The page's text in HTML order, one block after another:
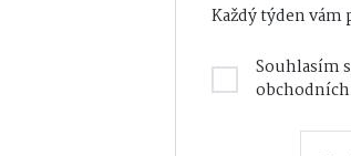
Každý týden
Souhlasím